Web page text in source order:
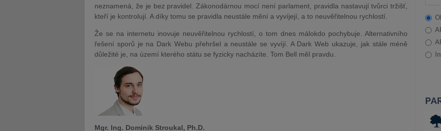
neznamená, že je bez pravidel. Zákonodárnou mocí není parlament, pravidla nastavují tvůrci tržišť,
kteří je kontrolují. A díky tomu se pravidla neustále mění a vyvíjejí, a to neuvěřitelnou rychlostí.
Že se na internetu inovuje neuvěřitelnou rychlostí, o tom dnes málokdo pochybuje. Alternativního
řešení sporů je na Dark Webu přehršel a neustále se vyvíjí. A Dark Web ukazuje, jak stále méně
důležité je, na území kterého státu se fyzicky nacházíte. Tom Bell měl pravdu.
Mgr. Ing. Dominik Stroukal, Ph.D.